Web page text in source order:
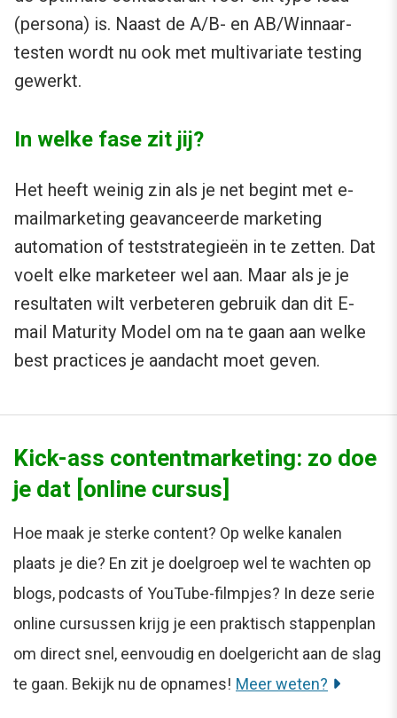
(persona) is. Naast de A/B- en AB/Winnaar-
testen wordt nu ook met multivariate testing
gewerkt.
In welke fase zit jij?
Het heeft weinig zin als je net begint met e-
mailmarketing geavanceerde marketing
automation of teststrategieën in te zetten. Dat
voelt elke marketeer wel aan. Maar als je je
resultaten wilt verbeteren gebruik dan dit E-
mail Maturity Model om na te gaan aan welke
best practices je aandacht moet geven.
Kick-ass contentmarketing: zo doe
je dat [online cursus]
Hoe maak je sterke content? Op welke kanalen
plaats je die? En zit je doelgroep wel te wachten op
blogs, podcasts of YouTube-filmpjes? In deze serie
online cursussen krijg je een praktisch stappenplan
om direct snel, eenvoudig en doelgericht aan de slag
te gaan. Bekijk nu de opnames! Meer weten?